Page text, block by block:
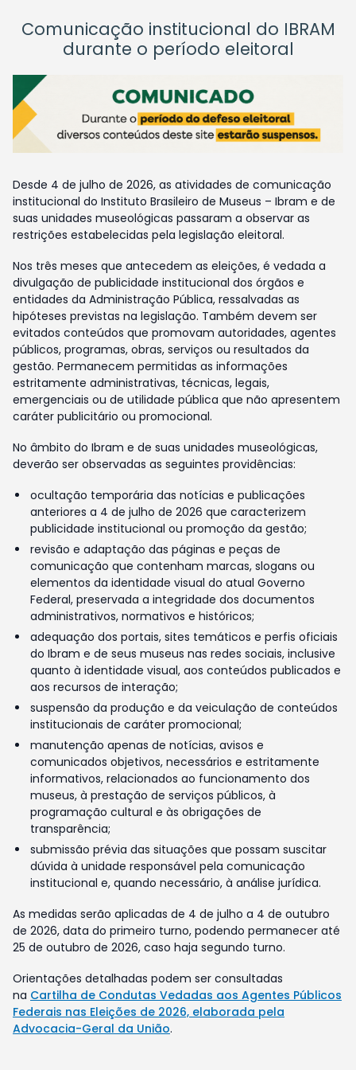
Comunicação institucional do IBRAM
durante o período eleitoral
Desde 4 de julho de 2026, as atividades de comunicação
institucional do Instituto Brasileiro de Museus – Ibram e de
suas unidades museológicas passaram a observar as
restrições estabelecidas pela legislação eleitoral.
Nos três meses que antecedem as eleições, é vedada a
divulgação de publicidade institucional dos órgãos e
entidades da Administração Pública, ressalvadas as
hipóteses previstas na legislação. Também devem ser
evitados conteúdos que promovam autoridades, agentes
públicos, programas, obras, serviços ou resultados da
gestão. Permanecem permitidas as informações
estritamente administrativas, técnicas, legais,
emergenciais ou de utilidade pública que não apresentem
caráter publicitário ou promocional.
No âmbito do Ibram e de suas unidades museológicas,
deverão ser observadas as seguintes providências:
ocultação temporária das notícias e publicações
anteriores a 4 de julho de 2026 que caracterizem
publicidade institucional ou promoção da gestão;
revisão e adaptação das páginas e peças de
comunicação que contenham marcas, slogans ou
elementos da identidade visual do atual Governo
Federal, preservada a integridade dos documentos
administrativos, normativos e históricos;
adequação dos portais, sites temáticos e perfis oficiais
do Ibram e de seus museus nas redes sociais, inclusive
quanto à identidade visual, aos conteúdos publicados e
aos recursos de interação;
suspensão da produção e da veiculação de conteúdos
institucionais de caráter promocional;
manutenção apenas de notícias, avisos e
comunicados objetivos, necessários e estritamente
informativos, relacionados ao funcionamento dos
museus, à prestação de serviços públicos, à
programação cultural e às obrigações de
transparência;
submissão prévia das situações que possam suscitar
dúvida à unidade responsável pela comunicação
institucional e, quando necessário, à análise jurídica.
As medidas serão aplicadas de 4 de julho a 4 de outubro
de 2026, data do primeiro turno, podendo permanecer até
25 de outubro de 2026, caso haja segundo turno.
Orientações detalhadas podem ser consultadas
na Cartilha de Condutas Vedadas aos Agentes Públicos
Federais nas Eleições de 2026, elaborada pela
Advocacia-Geral da União.